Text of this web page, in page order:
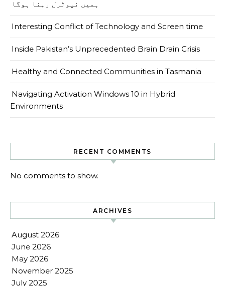
ہمیں نیوٹرل رہنا ہوگا
Interesting Conflict of Technology and Screen time
Inside Pakistan’s Unprecedented Brain Drain Crisis
Healthy and Connected Communities in Tasmania
Navigating Activation Windows 10 in Hybrid
Environments
RECENT COMMENTS
No comments to show.
ARCHIVES
August 2026
June 2026
May 2026
November 2025
July 2025